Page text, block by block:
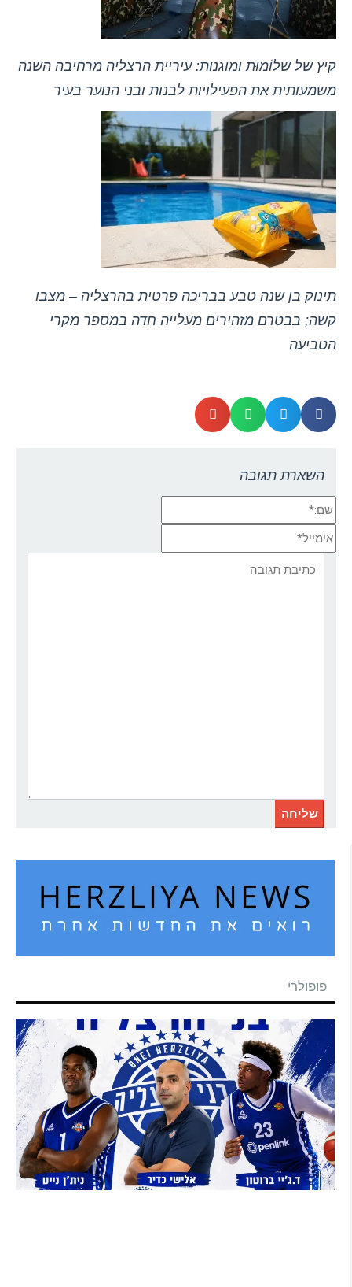
קיץ של שלוֹמוּת ומוגנות: עיריית הרצליה מרחיבה השנה
משמעותית את הפעילויות לבנות ובני הנוער בעיר
תינוק בן שנה טבע בבריכה פרטית בהרצליה – מצבו
קשה; בבטרם מזהירים מעלייה חדה במספר מקרי
הטביעה
השארת תגובה
שם:*
אימייל*
אתר:תגובה
פופולרי